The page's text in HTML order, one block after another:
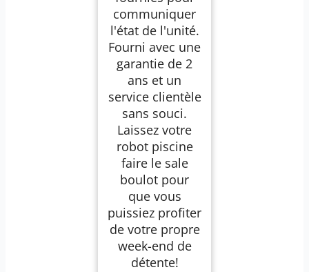
communiquer
l'état de l'unité.
Fourni avec une
garantie de 2
ans et un
service clientèle
sans souci.
Laissez votre
robot piscine
faire le sale
boulot pour
que vous
puissiez profiter
de votre propre
week-end de
détente!